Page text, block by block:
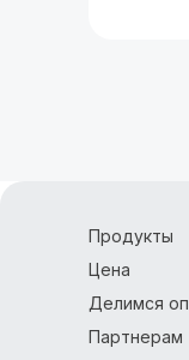
Продукты
Цена
Делимся
Партнерам